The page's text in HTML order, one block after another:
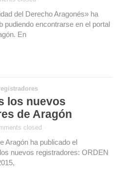
del Derecho Aragonés» ha
pudiendo encontrarse en el portal
En
los nuevos
de Aragón
closed
Aragón ha publicado el
nuevos registradores: ORDEN